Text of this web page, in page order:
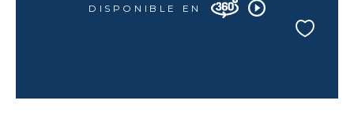
DISPONIBLE EN